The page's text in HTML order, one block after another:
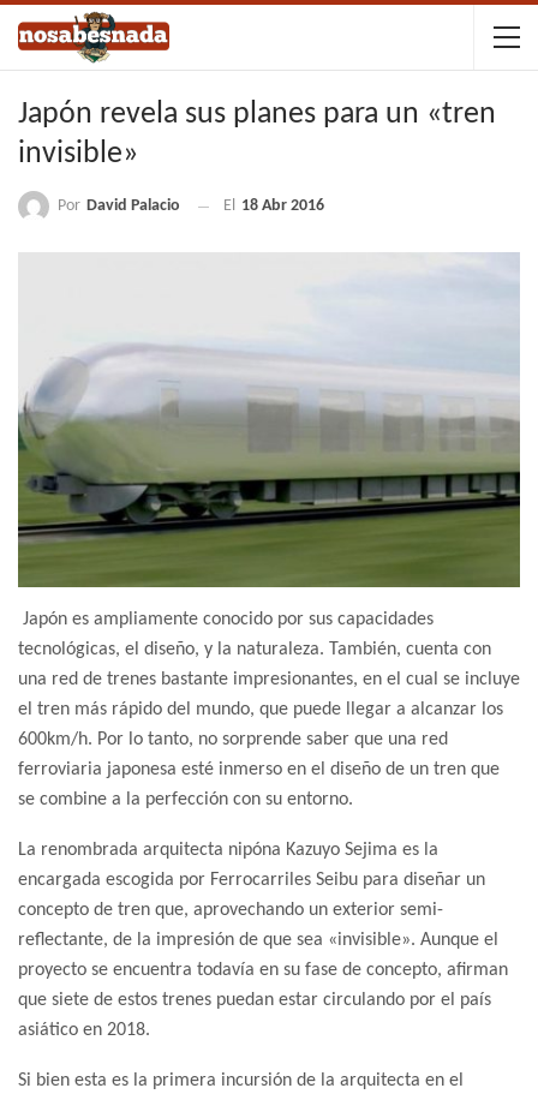
Japón revela sus planes para un «tren
invisible»
Por David Palacio El 18 Abr 2016
Japón es ampliamente conocido por sus capacidades
tecnológicas, el diseño, y la naturaleza. También, cuenta con
una red de trenes bastante impresionantes, en el cual se incluye
el tren más rápido del mundo, que puede llegar a alcanzar los
600km/h. Por lo tanto, no sorprende saber que una red
ferroviaria japonesa esté inmerso en el diseño de un tren que
se combine a la perfección con su entorno.
La renombrada arquitecta nipóna Kazuyo Sejima es la
encargada escogida por Ferrocarriles Seibu para diseñar un
concepto de tren que, aprovechando un exterior semi-
reflectante, de la impresión de que sea «invisible». Aunque el
proyecto se encuentra todavía en su fase de concepto, afirman
que siete de estos trenes puedan estar circulando por el país
asiático en 2018.
Si bien esta es la primera incursión de la arquitecta en el